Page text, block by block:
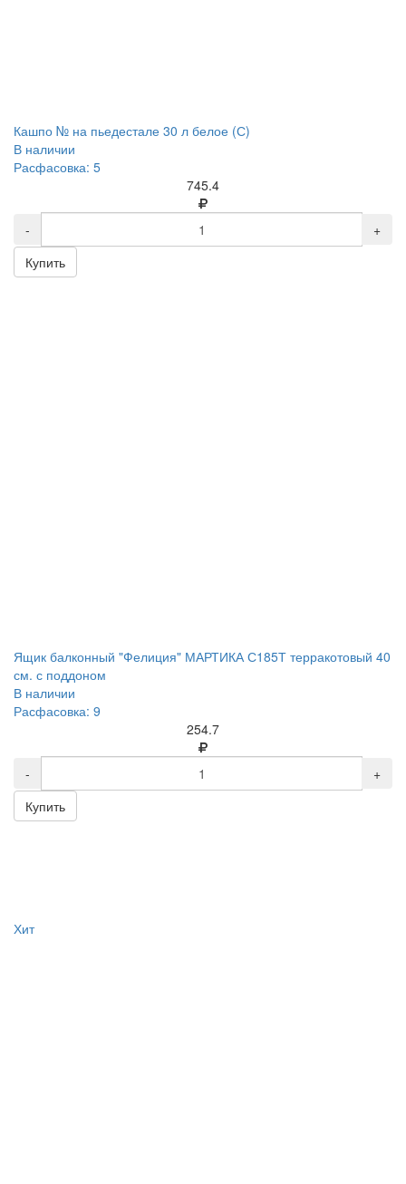
Кашпо № на пьедестале 30 л белое (С)
В наличии
Расфасовка: 5
745.4
-
+
Купить
Ящик балконный "Фелиция" МАРТИКА С185Т терракотовый 40
см. с поддоном
В наличии
Расфасовка: 9
254.7
-
+
Купить
Хит